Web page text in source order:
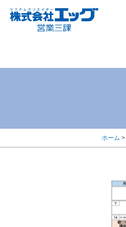
ホーム >